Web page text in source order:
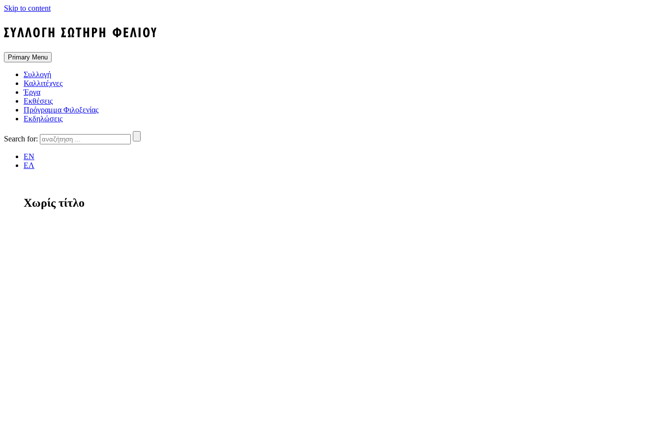
Skip to content
Primary Menu
Συλλογή
Καλλιτέχνες
Έργα
Εκθέσεις
Πρόγραμμα Φιλοξενίας
Εκδηλώσεις
Search for:
EN
ΕΛ
Χωρίς τίτλο